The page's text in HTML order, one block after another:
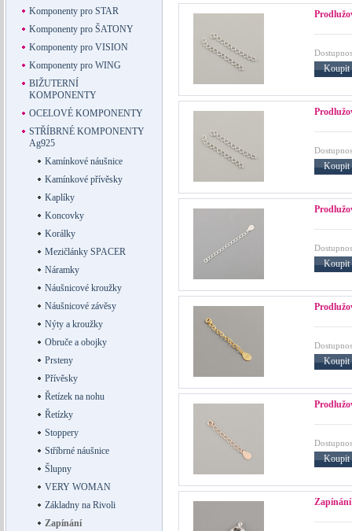
Komponenty pro STAR
Komponenty pro ŠATONY
Komponenty pro VISION
Komponenty pro WING
BIŽUTERNÍ
KOMPONENTY
OCELOVÉ KOMPONENTY
STŘÍBRNÉ KOMPONENTY
Ag925
Kamínkové náušnice
Kamínkové přívěsky
Kaplíky
Koncovky
Korálky
Mezičlánky SPACER
Náramky
Náušnicové kroužky
Náušnicové závěsy
Nýty a kroužky
Obruče a obojky
Prsteny
Přívěsky
Řetízek na nohu
Řetízky
Stoppery
Stříbrné náušnice
Šlupny
VERY WOMAN
Základny na Rivoli
Zapínání
Koupit
Koupit
Koupit
Koupit
Koupit